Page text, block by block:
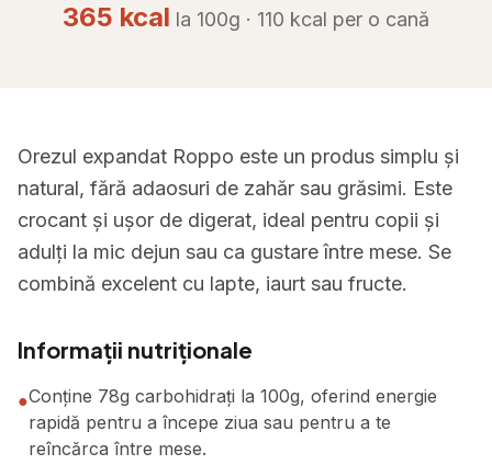
365 kcal la 100g · 110 kcal per o cană
Orezul expandat Roppo este un produs simplu și
natural, fără adaosuri de zahăr sau grăsimi. Este
crocant și ușor de digerat, ideal pentru copii și
adulți la mic dejun sau ca gustare între mese. Se
combină excelent cu lapte, iaurt sau fructe.
Informații nutriționale
●Conține 78g carbohidrați la 100g, oferind energie
rapidă pentru a începe ziua sau pentru a te
reîncărca între mese.